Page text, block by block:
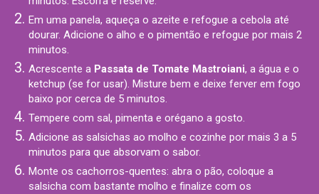
Em uma panela, aqueça o azeite e refogue a cebola até
dourar. Adicione o alho e o pimentão e refogue por mais 2
minutos.
Acrescente a Passata de Tomate Mastroiani, a água e o
ketchup (se for usar). Misture bem e deixe ferver em fogo
baixo por cerca de 5 minutos.
Tempere com sal, pimenta e orégano a gosto.
Adicione as salsichas ao molho e cozinhe por mais 3 a 5
minutos para que absorvam o sabor.
Monte os cachorros-quentes: abra o pão, coloque a
salsicha com bastante molho e finalize com os